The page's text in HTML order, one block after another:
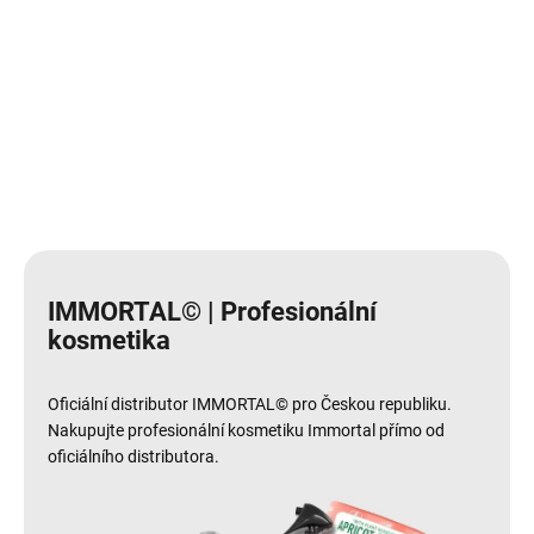
IMMORTAL© | Profesionální
kosmetika
Oficiální distributor IMMORTAL© pro Českou republiku.
Nakupujte profesionální kosmetiku Immortal přímo od
oficiálního distributora.